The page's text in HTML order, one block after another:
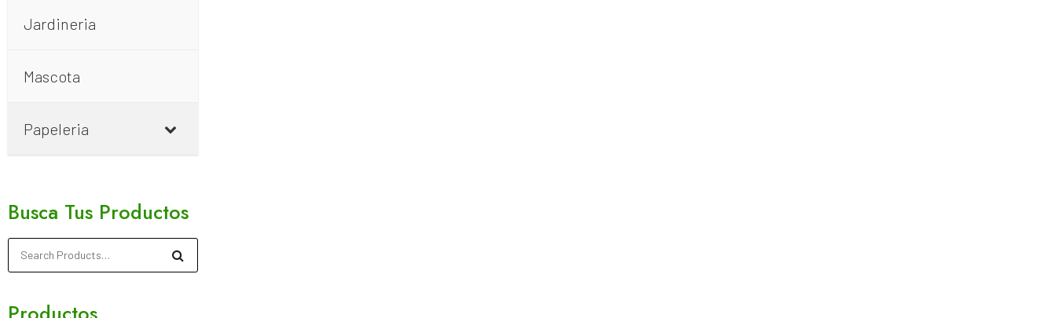
Jardineria
Mascota
Papeleria
Busca Tus Productos